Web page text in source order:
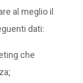
al meglio il
dati:
che